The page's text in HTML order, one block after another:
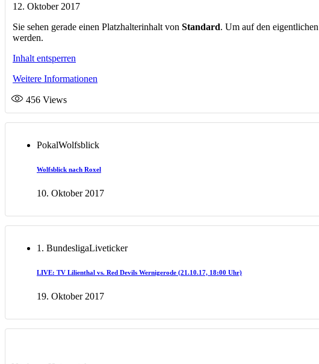
12. Oktober 2017
Sie sehen gerade einen Platzhalterinhalt von Standard. Um auf den
werden.
Inhalt entsperren
Weitere Informationen
456 Views
PokalWolfsblick
Wolfsblick nach Roxel
10. Oktober 2017
1. BundesligaLiveticker
LIVE: TV Lilienthal vs. Red Devils Wernigerode (21.10.17, 18:00 Uhr)
19. Oktober 2017